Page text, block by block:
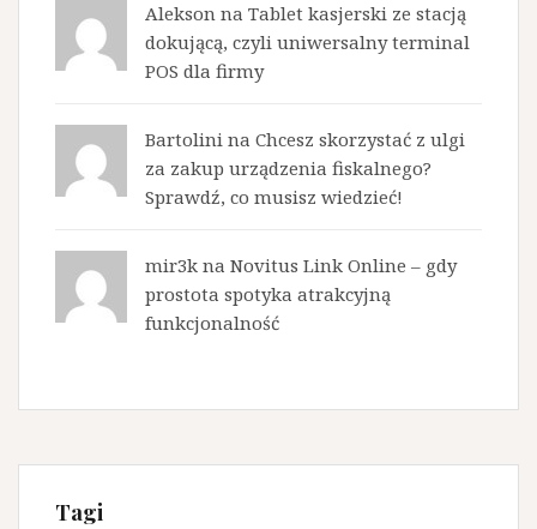
Alekson na Tablet kasjerski ze stacją
dokującą, czyli uniwersalny terminal
POS dla firmy
Bartolini na Chcesz skorzystać z ulgi
za zakup urządzenia fiskalnego?
Sprawdź, co musisz wiedzieć!
mir3k na Novitus Link Online – gdy
prostota spotyka atrakcyjną
funkcjonalność
Tagi